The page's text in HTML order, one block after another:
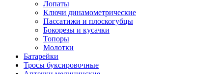
Лопаты
Ключи динамометрические
Пассатижи и плоскогубцы
Бокорезы и кусачки
Топоры
Молотки
Батарейки
Тросы буксировочные